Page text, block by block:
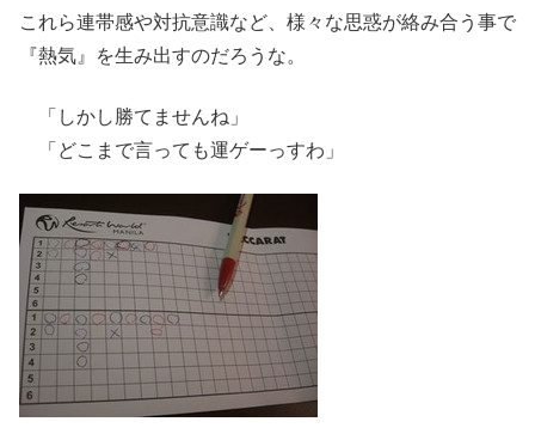
これら連帯感や対抗意識など、様々な思惑が絡み合う事で
『熱気』を生み出すのだろうな。
「しかし勝てませんね」
「どこまで言っても運ゲーっすわ」